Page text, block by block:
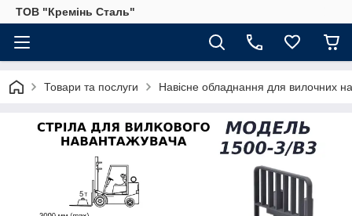
ТОВ "Кремінь Сталь"
Товари та послуги Навісне обладнання для вилочних